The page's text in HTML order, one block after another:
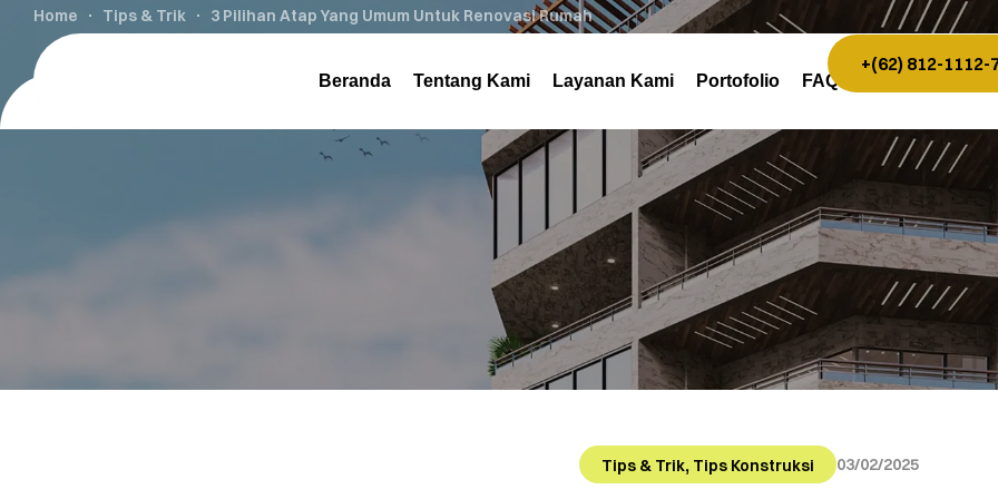
Beranda Tentang Kami Layanan Kami Portofolio FAQ
+(62) 812-1112-
Home Tips & Trik 3 Pilihan Atap Yang Umum Untuk Renovasi Rumah
Tips & Trik, Tips Konstruksi 03/02/2025